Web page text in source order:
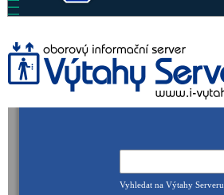
Vyhledat na Výtahy Serveru